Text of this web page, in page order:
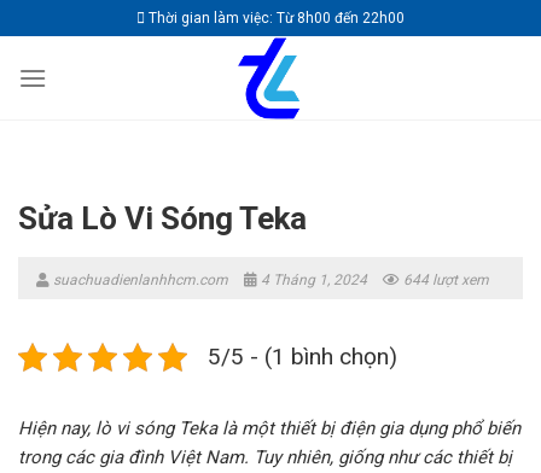
to
content
Thời gian làm việc: Từ 8h00 đến 22h00
Sửa Lò Vi Sóng Teka
suachuadienlanhhcm.com 4 Tháng 1, 2024 644 lượt xem
5/5 - (1 bình chọn)
Hiện nay, lò vi sóng Teka là một thiết bị điện gia dụng phổ biến
trong các gia đình Việt Nam. Tuy nhiên, giống như các thiết bị